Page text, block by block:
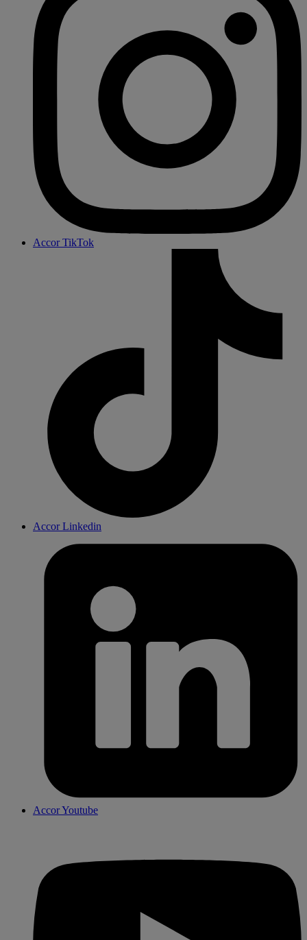
Accor TikTok
Accor Linkedin
Accor Youtube